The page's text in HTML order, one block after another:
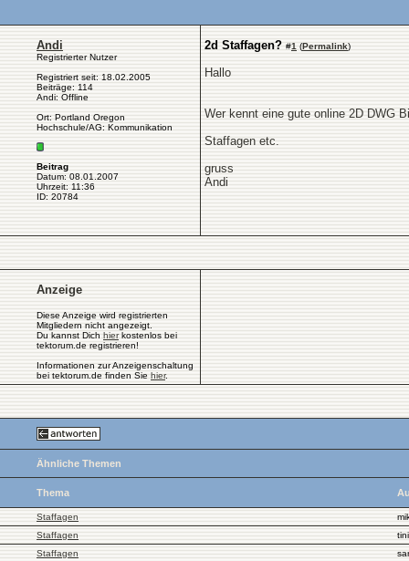
Andi
Registrierter Nutzer
Registriert seit: 18.02.2005
Beiträge: 114
Andi: Offline
Ort: Portland Oregon
Hochschule/AG: Kommunikation
Beitrag
Datum: 08.01.2007
Uhrzeit: 11:36
ID: 20784
2d Staffagen? #1 (Permalink)
Hallo
Wer kennt eine gute online 2D DWG
Staffagen etc.
gruss
Andi
Anzeige
Diese Anzeige wird registrierten
Mitgliedern nicht angezeigt.
Du kannst Dich hierkostenlos bei
tektorum.de registrieren!
Informationen zur Anzeigenschaltung
bei tektorum.de finden Sie hier.
Ähnliche Themen
Thema
Staffagen
Staffagen
Staffagen